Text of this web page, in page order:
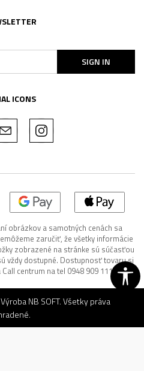
SIGN IN
ICONS
obrázkov a samotných cenách sa
zaručiť, že všetky informácie
zobrazené na stránke sú súčasťou
vždy dostupné. Dostupnosť tovaru si
centrum na tel 0948 909 111.
NB SOFT. Všetky práva